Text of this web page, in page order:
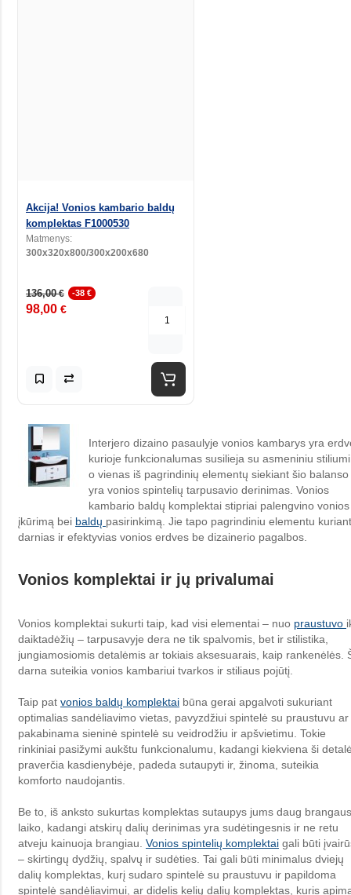
Akcija! Vonios kambario baldų
komplektas F1000530
Matmenys:
300x320x800/300x200x680
136,00€ -38 €
98,00 €
Interjero dizaino pasaulyje vonios kambarys yra
kurioje funkcionalumas susilieja su asmeniniu
o vienas iš pagrindinių elementų siekiant šio balanso
yra vonios spintelių tarpusavio derinimas. Vonios
kambario baldų komplektai stipriai palengvino vonios
įkūrimą bei baldų pasirinkimą. Jie tapo pagrindiniu elementu kuriant
darnias ir efektyvias vonios erdves be dizainerio pagalbos.
Vonios komplektai ir jų privalumai
Vonios komplektai sukurti taip, kad visi elementai – nuo praustuvo
daiktadėžių – tarpusavyje dera ne tik spalvomis, bet ir stilistika,
jungiamosiomis detalėmis ar tokiais aksesuarais, kaip rankenėlės.
darna suteikia vonios kambariui tvarkos ir stiliaus pojūtį.
Taip pat vonios baldų komplektai būna gerai apgalvoti sukuriant
optimalias sandėliavimo vietas, pavyzdžiui spintelė su praustuvu ar
pakabinama sieninė spintelė su veidrodžiu ir apšvietimu. Tokie
rinkiniai pasižymi aukštu funkcionalumu, kadangi kiekviena ši
praverčia kasdienybėje, padeda sutaupyti ir, žinoma, suteikia
komforto naudojantis.
Be to, iš anksto sukurtas komplektas sutaupys jums daug brangaus
laiko, kadangi atskirų dalių derinimas yra sudėtingesnis ir ne retu
atveju kainuoja brangiau. Vonios spintelių komplektai gali būti
– skirtingų dydžių, spalvų ir sudėties. Tai gali būti minimalus dviejų
dalių komplektas, kurį sudaro spintelė su praustuvu ir papildoma
spintelė sandėliavimui, ar didelis kelių dalių komplektas, kuris